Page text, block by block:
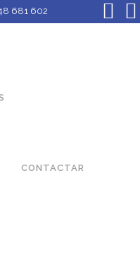
681 602
CONTACTAR